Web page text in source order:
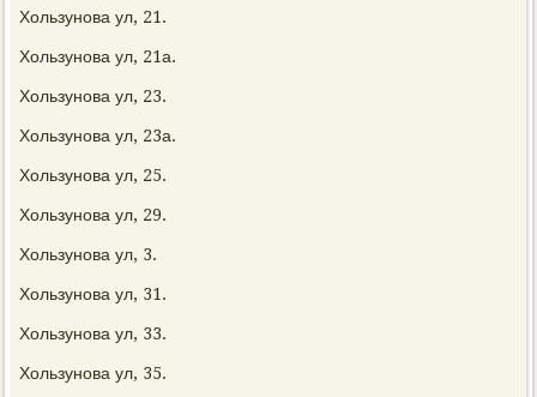
Хользунова ул, 21.
Хользунова ул, 21а.
Хользунова ул, 23.
Хользунова ул, 23а.
Хользунова ул, 25.
Хользунова ул, 29.
Хользунова ул, 3.
Хользунова ул, 31.
Хользунова ул, 33.
Хользунова ул, 35.